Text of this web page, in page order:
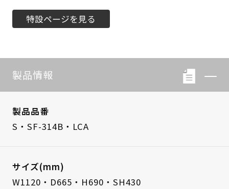
特設ページを見る
製品情報
製品品番
S・SF-314B・LCA
サイズ(mm)
W1120・D665・H690・SH430